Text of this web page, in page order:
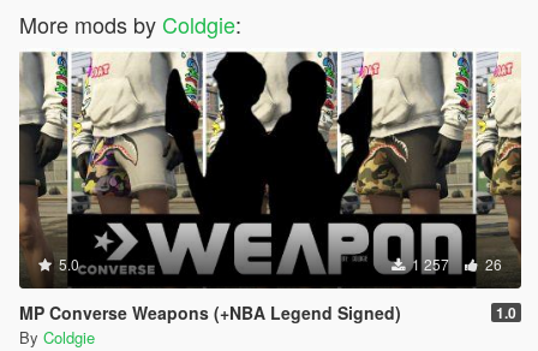
More mods by Coldgie:
5.0 1 257 26
MP Converse Weapons (+NBA Legend Signed) 1.0
By Coldgie